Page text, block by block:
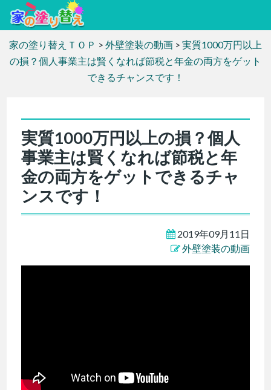
家の塗り替えＴＯＰ > 外壁塗装の動画 > 実質1000万円以上
の損？個人事業主は賢くなれば節税と年金の両方をゲット
できるチャンスです！
実質1000万円以上の損？個人
事業主は賢くなれば節税と年
金の両方をゲットできるチャ
ンスです！
2019年09月11日
外壁塗装の動画